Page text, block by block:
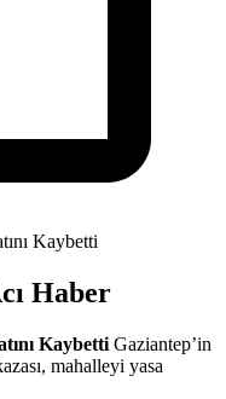
Haber
Kaybetti Gaziantep’in
mahalleyi yasa